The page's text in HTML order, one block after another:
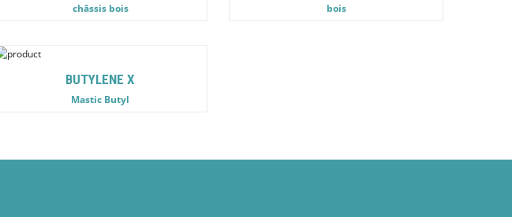
châssis bois
bois
BUTYLENE X
Mastic Butyl